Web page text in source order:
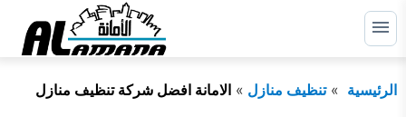
التجاوز
إلى القائمة
عن:
ابحث الرئيسية تنظيف منازل الامانة افضل شركة تنظيف منازل